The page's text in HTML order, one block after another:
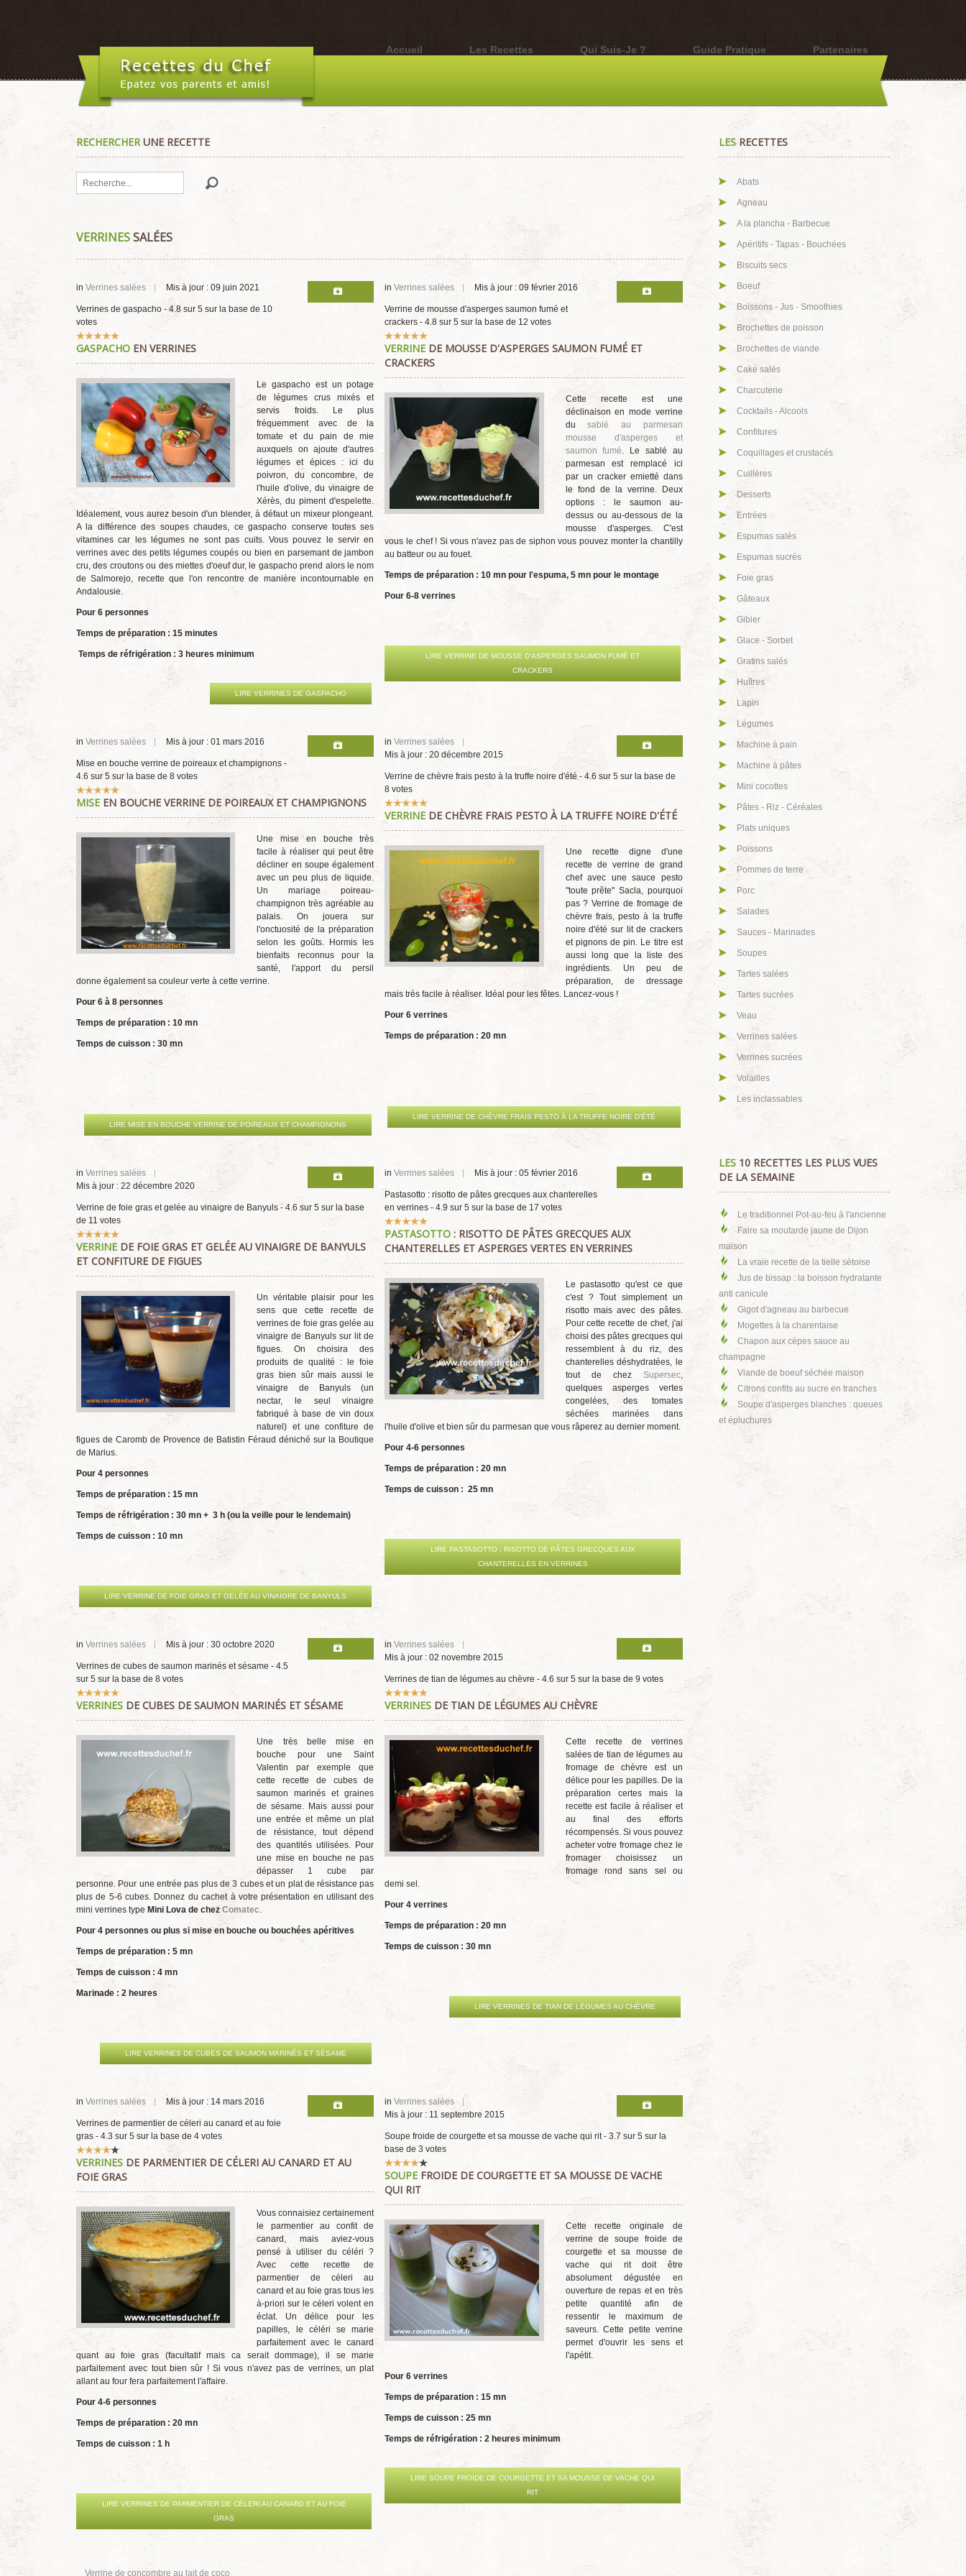
Accueil Les Recettes Qui Suis-Je ? Guide Pratique Partenaires
RECHERCHERUNE RECETTE
Rechercher
VERRINESSALÉES
in Verrines salées Mis à jour : 09 juin 2021
Verrines de gaspacho -4.8 sur 5 sur la base de 10
votes
Vote
utilisateur:5/ 5
GASPACHO EN VERRINES
Le gaspacho est un potage
de légumes crus mixés et
servis froids. Le plus
fréquemment avec de la
tomate et du pain de mie
auxquels on ajoute d'autres
légumes et épices : ici du
poivron, du concombre, de
l'huile d'olive, du vinaigre de
Xérès, du piment d'espelette.
Idéalement, vous aurez besoin d'un blender, à défaut un mixeur plongeant.
A la différence des soupes chaudes, ce gaspacho conserve toutes ses
vitamines car les légumes ne sont pas cuits. Vous pouvez le servir en
verrines avec des petits légumes coupés ou bien en parsemant de jambon
cru, des croutons ou des miettes d'oeuf dur, le gaspacho prend alors le nom
de Salmorejo, recette que l'on rencontre de manière incontournable en
Andalousie.
Pour 6 personnes
Temps de préparation : 15 minutes
Temps de réfrigération : 3 heures minimum
LIRE VERRINES DE GASPACHO
inVerrines salées Mis à jour : 09 février 2016
Verrine de mousse d'asperges saumon fumé et
crackers -4.8 sur5 sur la base de 12 votes
Vote
utilisateur: 5/5
VERRINE DE MOUSSE D'ASPERGES SAUMON FUMÉ ET
CRACKERS
Cette recette est une
déclinaison en mode verrine
dusablé au parmesan
mousse d'asperges et
saumon fumé. Le sablé au
parmesan est remplacé ici
par un cracker emietté dans
le fond de la verrine. Deux
options : le saumon au-
dessus ou au-dessous de la
mousse d'asperges. C'est
vous le chef ! Si vous n'avez pas de siphon vous pouvez monter la chantilly
au batteur ou au fouet.
Temps de préparation :10 mn pour l'espuma, 5 mn pour le montage
Pour 6-8 verrines
LIRE VERRINE DE MOUSSE D'ASPERGES SAUMON FUMÉ ET
CRACKERS
in Verrines salées Mis à jour : 01 mars 2016
Mise en bouche verrine de poireaux et champignons -
4.6 sur 5 sur la base de 8 votes
Vote
utilisateur: 5/5
MISE EN BOUCHE VERRINE DE POIREAUX ET CHAMPIGNONS
Une mise en bouche très
facile à réaliser qui peut être
décliner en soupe également
avec un peu plus de liquide.
Un mariage poireau-
champignon très agréable au
palais. On jouera sur
l'onctuosité de la préparation
selon les goûts. Hormis les
bienfaits reconnus pour la
santé, l'apport du persil
donne également sa couleur verte à cette verrine.
Pour 6 à 8 personnes
Temps de préparation : 10 mn
Temps de cuisson : 30 mn
LIRE MISE EN BOUCHE VERRINE DE POIREAUX ET CHAMPIGNONS
inVerrines salées
Mis à jour : 20 décembre 2015
Verrine de chèvre frais pesto à la truffe noire d'été -4.6 sur5 sur la base de
8 votes
Vote
utilisateur: 5/5
VERRINE DE CHÈVRE FRAIS PESTO À LA TRUFFE NOIRE D'ÉTÉ
Une recette digne d'une
recette de verrine de grand
chef avec une sauce pesto
"toute prête" Sacla, pourquoi
pas ? Verrine de fromage de
chèvre frais, pesto à la truffe
noire d'été sur lit de crackers
et pignons de pin. Le titre est
aussi long que la liste des
ingrédients. Un peu de
préparation, de dressage
mais très facile à réaliser. Idéal pour les fêtes. Lancez-vous !
Pour 6 verrines
Temps de préparation : 20 mn
LIRE VERRINE DE CHÈVRE FRAIS PESTO À LA TRUFFE NOIRE D'ÉTÉ
in Verrines salées
Mis à jour : 22 décembre 2020
Verrine de foie gras et gelée au vinaigre de Banyuls - 4.6 sur 5 sur la base
de 11 votes
Vote
utilisateur: 5/5
VERRINE DE FOIE GRAS ET GELÉE AU VINAIGRE DE BANYULS
ET CONFITURE DE FIGUES
Un véritable plaisir pour les
sens que cette recette de
verrines de foie gras gelée au
vinaigre de Banyuls sur lit de
figues. On choisira des
produits de qualité : le foie
gras bien sûr mais aussi le
vinaigre de Banyuls (un
nectar, le seul vinaigre
fabriqué à base de vin doux
naturel) et une confiture de
figues de Caromb de Provence de Batistin Féraud déniché sur la Boutique
de Marius.
Pour 4 personnes
Temps de préparation : 15 mn
Temps de réfrigération : 30 mn + 3 h (ou la veille pour le lendemain)
Temps de cuisson : 10 mn
LIRE VERRINE DE FOIE GRAS ET GELÉE AU VINAIGRE DE BANYULS
inVerrines salées Mis à jour : 05 février 2016
Pastasotto : risotto de pâtes grecques aux chanterelles
en verrines -4.9 sur5 sur la base de 17 votes
Vote
utilisateur:5/5
PASTASOTTO : RISOTTO DE PÂTES GRECQUES AUX
CHANTERELLES ET ASPERGES VERTES EN VERRINES
Le pastasotto qu'est ce que
c'est ? Tout simplement un
risotto mais avec des pâtes.
Pour cette recette de chef, j'ai
choisi des pâtes grecques qui
ressemblent à du riz, des
chanterelles déshydratées, le
tout de chez Supersec,
quelques asperges vertes
congelées, des tomates
séchées marinées dans
l'huile d'olive et bien sûr du parmesan que vous râperez au dernier moment.
Pour 4-6 personnes
Temps de préparation : 20 mn
Temps de cuisson : 25 mn
LIRE PASTASOTTO : RISOTTO DE PÂTES GRECQUES AUX
CHANTERELLES EN VERRINES
in Verrines salées Mis à jour : 30 octobre 2020
Verrines de cubes de saumon marinés et sésame - 4.5
sur 5 sur la base de 8 votes
Vote
utilisateur:5 /5
VERRINES DE CUBES DE SAUMON MARINÉS ET SÉSAME
Une très belle mise en
bouche pour une Saint
Valentin par exemple que
cette recette de cubes de
saumon marinés et graines
de sésame. Mais aussi pour
une entrée et même un plat
de résistance, tout dépend
des quantités utilisées. Pour
une mise en bouche ne pas
dépasser 1 cube par
personne. Pour une entrée pas plus de 3 cubes et un plat de résistance pas
plus de 5-6 cubes. Donnez du cachet à votre présentation en utilisant des
mini verrines type Mini Lova de chezComatec.
Pour 4 personnes ou plus si mise en bouche ou bouchées apéritives
Temps de préparation : 5 mn
Temps de cuisson : 4 mn
Marinade : 2 heures
LIRE VERRINES DE CUBES DE SAUMON MARINÉS ET SÉSAME
inVerrines salées
Mis à jour : 02 novembre 2015
Verrines de tian de légumes au chèvre -4.6 sur5 sur la base de9 votes
Vote
utilisateur:5 /5
VERRINES DE TIAN DE LÉGUMES AU CHÈVRE
Cette recette de verrines
salées de tian de légumes au
fromage de chèvre est un
délice pour les papilles. De la
préparation certes mais la
recette est facile à réaliser et
au final des efforts
récompensés. Si vous pouvez
acheter votre fromage chez le
fromager choisissez un
fromage rond sans sel ou
demi sel.
Pour 4 verrines
Temps de préparation : 20 mn
Temps de cuisson : 30 mn
LIRE VERRINES DE TIAN DE LÉGUMES AU CHÈVRE
in Verrines salées Mis à jour : 14 mars 2016
Verrines de parmentier de céleri au canard et au foie
gras - 4.3 sur 5 sur la base de 4 votes
Vote
utilisateur:4 /5
VERRINES DE PARMENTIER DE CÉLERI AU CANARD ET AU
FOIE GRAS
Vous connaisiez certainement
le parmentier au confit de
canard, mais aviez-vous
pensé à utiliser du céléri ?
Avec cette recette de
parmentier de céleri au
canard et au foie gras tous les
à-priori sur le céleri volent en
éclat. Un délice pour les
papilles, le céléri se marie
parfaitement avec le canard
quant au foie gras (facultatif mais ca serait dommage), il se marie
parfaitement avec tout bien sûr ! Si vous n'avez pas de verrines, un plat
allant au four fera parfaitement l'affaire.
Pour 4-6 personnes
Temps de préparation : 20 mn
Temps de cuisson : 1 h
LIRE VERRINES DE PARMENTIER DE CÉLERI AU CANARD ET AU FOIE
GRAS
inVerrines salées
Mis à jour : 11 septembre 2015
Soupe froide de courgette et sa mousse de vache qui rit-3.7 sur5 sur la
base de3 votes
Vote
utilisateur:4/5
SOUPE FROIDE DE COURGETTE ET SA MOUSSE DE VACHE
QUI RIT
Cette recette originale de
verrine de soupe froide de
courgette et sa mousse de
vache qui rit doit être
absolument dégustée en
ouverture de repas et en très
petite quantité afin de
ressentir le maximum de
saveurs. Cette petite verrine
permet d'ouvrir les sens et
l'apétit.
Pour 6 verrines
Temps de préparation : 15 mn
Temps de cuisson : 25 mn
Temps de réfrigération : 2 heures minimum
LIRE SOUPE FROIDE DE COURGETTE ET SA MOUSSE DE VACHE QUI
RIT
Verrine de concombre au lait de coco
LES RECETTES
A la plancha - Barbecue
Apéritifs - Tapas - Bouchées
Boeuf
Boissons - Jus - Smoothies
Brochettes de poisson
Cake salés
Coquillages et crustacés
Espumas salés
Espumas sucrés
Gâteaux
Glace - Sorbet
Huîtres
Machine à pain
Mini cocottes
Plats uniques
Poissons
Porc
Salades
Sauces - Marinades
Soupes
Tartes salées
Tartes sucrées
Verrines salées
10 RECETTES LES PLUS VUES
DE LA SEMAINE
Mogettes à la charentaise
Chapon aux cèpes sauce au
Soupe d'asperges blanches : queues
et épluchures